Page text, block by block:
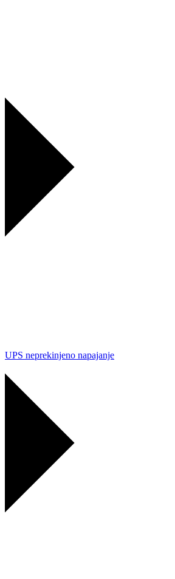
UPS neprekinjeno napajanje